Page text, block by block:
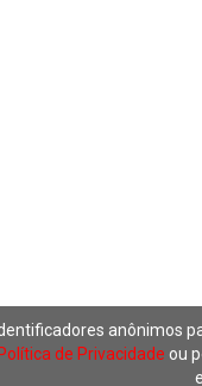
anônimos
Política de Privacidade ou